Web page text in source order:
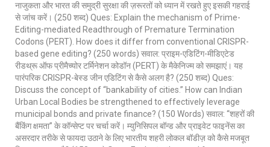
नाजुकता और भारत की समुद्री सुरक्षा की ज़रूरतों को ध्यान में रखते हुए इसकी गहराई
से जांच करें। (250 शब्द) Ques: Explain the mechanism of Prime-
Editing-mediated Readthrough of Premature Termination
Codons (PERT). How does it differ from conventional CRISPR-
based gene editing? (250 words) सवाल: प्राइम-एडिटिंग-मीडिएटेड
रीडथ्रू ऑफ प्रीमैच्योर टर्मिनेशन कोडॉन (PERT) के मैकेनिज्म को समझाएं। यह
पारंपरिक CRISPR-बेस्ड जीन एडिटिंग से कैसे अलग है? (250 शब्द) Ques:
Discuss the concept of “bankability of cities.” How can Indian
Urban Local Bodies be strengthened to effectively leverage
municipal bonds and private finance? (150 Words) सवाल: “शहरों की
बैंकिंग क्षमता” के कॉन्सेप्ट पर चर्चा करें। म्युनिसिपल बॉन्ड और प्राइवेट फाइनेंस का
असरदार तरीके से फायदा उठाने के लिए भारतीय शहरी लोकल बॉडीज़ को कैसे मजबूत